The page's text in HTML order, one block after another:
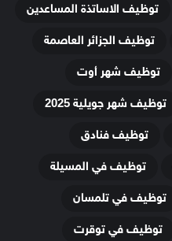
توظيف الاساتذة المساعدين
توظيف الجزائر العاصمة
توظيف شهر أوت
توظيف شهر جويلية 2025
توظيف فنادق
توظيف في المسيلة
توظيف في تلمسان
توظيف في توقرت